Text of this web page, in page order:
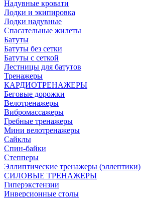
Надувные кровати
Лодки и экипировка
Лодки надувные
Спасательные жилеты
Батуты
Батуты без сетки
Батуты с сеткой
Лестницы для батутов
Тренажеры
КАРДИОТРЕНАЖЕРЫ
Беговые дорожки
Велотренажеры
Вибромассажеры
Гребные тренажеры
Мини велотренажеры
Сайклы
Спин-байки
Степперы
Эллиптические тренажеры (эллептики)
СИЛОВЫЕ ТРЕНАЖЕРЫ
Гиперэкстензии
Инверсионные столы